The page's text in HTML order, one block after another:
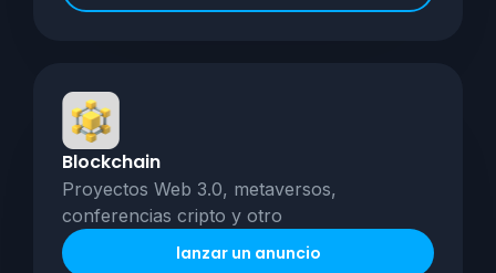
Blockchain
Proyectos Web 3.0, metaversos,
conferencias cripto y otro
lanzar un anuncio